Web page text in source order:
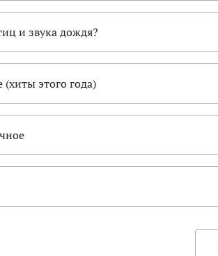
и звука дождя?
этого года)